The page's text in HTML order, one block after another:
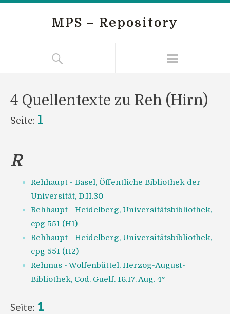
MPS – Repository
4 Quellentexte zu Reh (Hirn)
Seite: 1
R
Rehhaupt - Basel, Öffentliche Bibliothek der
Universität, D.II.30
Rehhaupt - Heidelberg, Universitätsbibliothek,
cpg 551 (H1)
Rehhaupt - Heidelberg, Universitätsbibliothek,
cpg 551 (H2)
Rehmus - Wolfenbüttel, Herzog-August-
Bibliothek, Cod. Guelf. 16.17. Aug. 4°
Seite: 1